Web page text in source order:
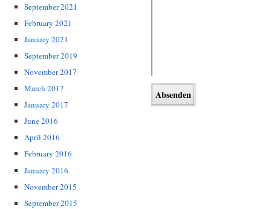
September 2021
February 2021
January 2021
September 2019
November 2017
March 2017
January 2017
June 2016
April 2016
February 2016
January 2016
November 2015
September 2015